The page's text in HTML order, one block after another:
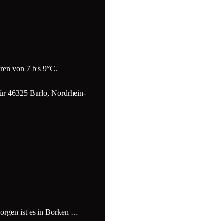
von 7 bis 9°C.
46325 Burlo, Nordrhein-
ist es in Borken …